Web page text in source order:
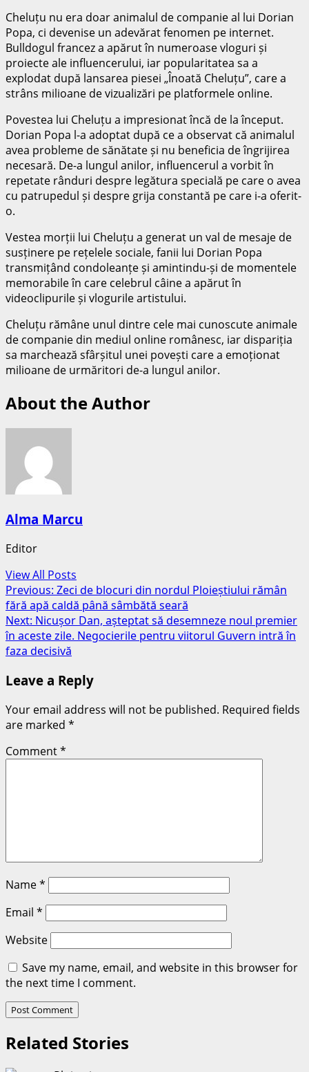
Cheluțu nu era doar animalul de companie al lui Dorian
Popa, ci devenise un adevărat fenomen pe internet.
Bulldogul francez a apărut în numeroase vloguri și
proiecte ale influencerului, iar popularitatea sa a
explodat după lansarea piesei „Înoată Cheluțu”, care a
strâns milioane de vizualizări pe platformele online.
Povestea lui Cheluțu a impresionat încă de la început.
Dorian Popa l-a adoptat după ce a observat că animalul
avea probleme de sănătate și nu beneficia de îngrijirea
necesară. De-a lungul anilor, influencerul a vorbit în
repetate rânduri despre legătura specială pe care o avea
cu patrupedul și despre grija constantă pe care i-a oferit-
o.
Vestea morții lui Cheluțu a generat un val de mesaje de
susținere pe rețelele sociale, fanii lui Dorian Popa
transmițând condoleanțe și amintindu-și de momentele
memorabile în care celebrul câine a apărut în
videoclipurile și vlogurile artistului.
Cheluțu rămâne unul dintre cele mai cunoscute animale
de companie din mediul online românesc, iar dispariția
sa marchează sfârșitul unei povești care a emoționat
milioane de urmăritori de-a lungul anilor.
About the Author
Alma Marcu
Editor
View All Posts
Post
navigation
Previous: Zeci de blocuri din nordul Ploieștiului rămân
fără apă caldă până sâmbătă seară
Next: Nicușor Dan, așteptat să desemneze noul premier
în aceste zile. Negocierile pentru viitorul Guvern intră în
faza decisivă
Leave a Reply
Your email address will not be published. Required fields
are marked *
Comment*
Name*
Email *
Website
Save my name, email, and website in this browser for
the next time I comment.
Related Stories